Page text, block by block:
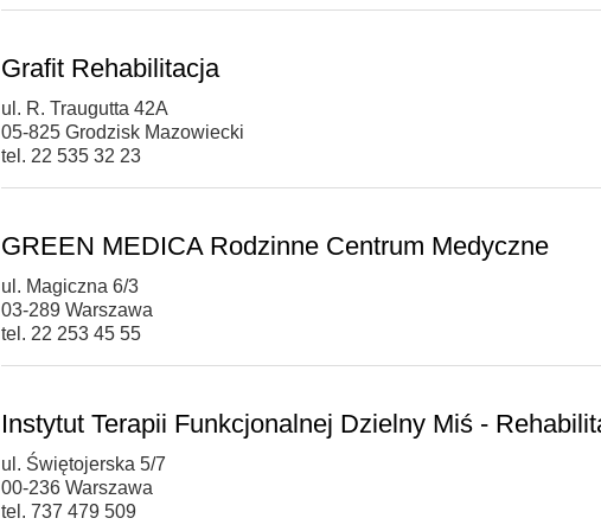
Grafit Rehabilitacja
ul. R. Traugutta 42A
05-825 Grodzisk Mazowiecki
tel. 22 535 32 23
GREEN MEDICA Rodzinne Centrum Medyczne
ul. Magiczna 6/3
03-289 Warszawa
tel. 22 253 45 55
Instytut Terapii Funkcjonalnej Dzielny Miś -
ul. Świętojerska 5/7
00-236 Warszawa
tel. 737 479 509